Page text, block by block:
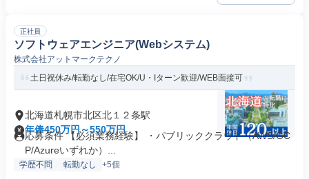
正社員
ソフトウェアエンジニア(Webシステム)
株式会社アットマークテクノ
土日祝休み/転勤なし/在宅OK/U・Iターン歓迎/WEB面接可
北海道札幌市北区北１２条駅
年俸450万円～550万円
応募条件 【必須業務経験】 ・パブリッククラウド（AWS/GC
P/Azureいずれか）...
学歴不問 転勤なし +5個